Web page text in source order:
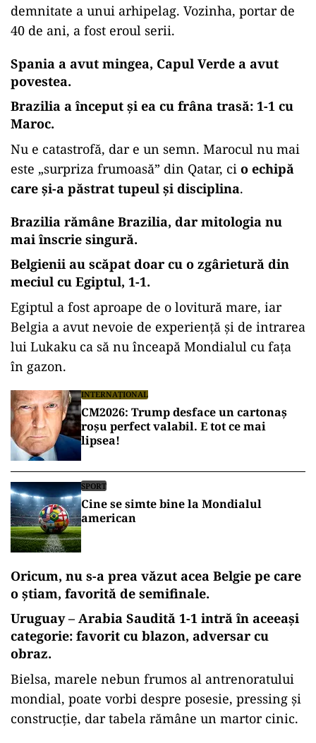
Cea mai mare pocnitură de început rămâne,
fără discuție, Spania – Capul Verde 0-0.
Campioana europeană, cu posesie cât pentru
trei meciuri și 27 de încercări spre poartă, s-a
izbit de o echipă debutantă care a apărat ca și
cum în spatele ei nu era poarta, ci întreaga
demnitate a unui arhipelag. Vozinha, portar de
40 de ani, a fost eroul serii.
Spania a avut mingea, Capul Verde a avut
povestea.
Brazilia a început și ea cu frâna trasă: 1-1 cu
Maroc.
Nu e catastrofă, dar e un semn. Marocul nu mai
este „surpriza frumoasă” din Qatar, ci
care și-a păstrat tupeul și disciplina
Brazilia rămâne Brazilia, dar mitologia nu
mai înscrie singură.
Belgienii au scăpat doar cu o zgârietură din
meciul cu Egiptul, 1-1.
Egiptul a fost aproape de o lovitură mare, iar
Belgia a avut nevoie de experiență și de intrarea
lui Lukaku ca să nu înceapă Mondialul cu fața
în gazon.
INTERNAȚIONAL
CM2026: Trump desface un cartonaș
roșu perfect valabil. E tot ce mai
SPORT
Cine se simte bine la Mondialul
american